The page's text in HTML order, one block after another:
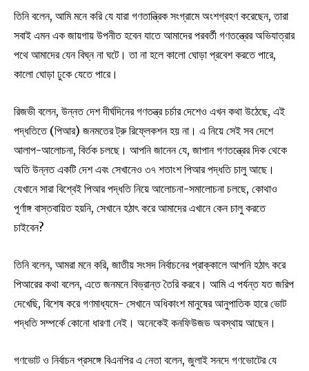
তিনি বলেন, আমি মনে করি যে যারা গণতান্ত্রিক সংগ্রামে অংশগ্রহণ করেছেন, তারা
সবাই এমন এক জায়গায় উপনীত হবেন যাতে আমাদের পরবর্তী গণতন্ত্রের অভিযাত্রার
পথে আমাদের যেন বিঘ্ন না ঘটে। তা না হলে কালো ঘোড়া প্রবেশ করতে পারে,
কালো ঘোড়া ঢুকে যেতে পারে।
রিজভী বলেন, উন্নত দেশ দীর্ঘদিনের গণতন্ত্র চর্চার দেশেও এখন কথা উঠেছে, এই
পদ্ধতিতে (পিআর) জনমতের ট্রু রিফ্লেকশন হয় না। এ নিয়ে সেই সব দেশে
আলাপ-আলোচনা, বির্তক চলছে। আপনি জানেন যে, জাপান গণতন্ত্রের দিক থেকে
অতি উন্নত একটি দেশ এবং সেখানেও ৩৭ শতাংশ পিআর পদ্ধতি চালু আছে।
যেখানে সারা বিশ্বেই পিআর পদ্ধতি নিয়ে আলোচনা-সমালোচনা চলছে, কোথাও
পূর্ণাঙ্গ বাস্তবায়িত হয়নি, সেখানে হঠাৎ করে আমাদের এখানে কেন চালু করতে
চাইবেন?
তিনি বলেন, আমরা মনে করি, জাতীয় সংসদ নির্বাচনের প্রাক্কালে আপনি হঠাৎ করে
পিআরের কথা বলেন, এতে জনমনে বিভ্রান্ত তৈরি করবে। আমি এ পর্যন্ত যত জরিপ
দেখেছি, বিশেষ করে গণমাধ্যমে- সেখানে অধিকাংশ মানুষের আনুপাতিক হারে ভোট
পদ্ধতি সম্পর্কে কোনো ধারণা নেই। অনেকেই কনফিউজড অবস্থায় আছেন।
গণভোট ও নির্বাচন প্রসঙ্গে বিএনপির এ নেতা বলেন, জুলাই সনদে গণভোটের যে